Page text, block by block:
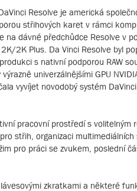
Resolve je americká
střihových karet v rámci
dávné předchůdce Resolve v
2K Plus. Da Vinci Resolve byl
s nativní podporou RAW
univerzálnějšími GPU
vyvíjet novodobý systém
pracovní prostředí s
střih, organizaci
pro práci se zvukem, poslední
zkratkami a některé